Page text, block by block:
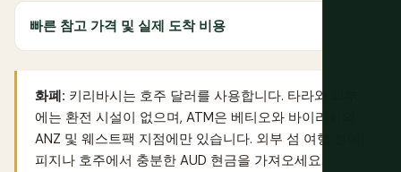
빠른 참고 가격 및 실제 도착 비용
화폐: 키리바시는 호주 달러를 사용합니다. 타라와 외부
에는 환전 시설이 없으며, ATM은 베티오와 바이리키의
ANZ 및 웨스트팩 지점에만 있습니다. 외부 섬 여행 전에
피지나 호주에서 충분한 AUD 현금을 가져오세요.